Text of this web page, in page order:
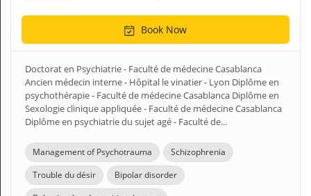
Book Now
Doctorat en Psychiatrie - Faculté de médecine Casablanca
Ancien médecin interne - Hôpital le vinatier - Lyon Diplôme en
psychothérapie - Faculté de médecine Casablanca Diplôme en
Sexologie clinique appliquée - Faculté de médecine Casablanca
Diplôme en psychiatrie du sujet agé - Faculté de...
Management of Psychotrauma
Schizophrenia
Trouble du désir
Bipolar disorder